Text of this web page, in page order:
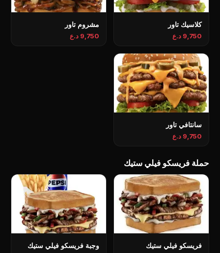
كلاسيك تاور
9,750 د.ع
مشروم تاور
9,750 د.ع
سانتافي تاور
9,750 د.ع
حملة فريسكو فيلي ستيك
فريسكو فيلي ستيك وجبة فريسكو فيلي ستيك